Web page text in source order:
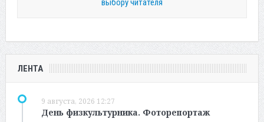
выбору читателя
ЛЕНТА
9 августа, 2026 12:27
День физкультурника. Фоторепортаж